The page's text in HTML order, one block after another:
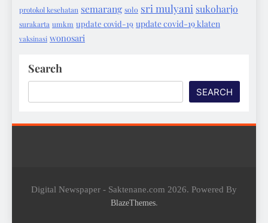
protokol kesehatan semarang solo sri mulyani sukoharjo
surakarta umkm update covid-19 update covid-19 klaten
vaksinasi wonosari
Search
SEARCH
Digital Newspaper - Saktenane.com 2026. Powered By
BlazeThemes.